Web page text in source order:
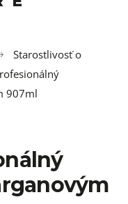
Starostlivosť o
907ml